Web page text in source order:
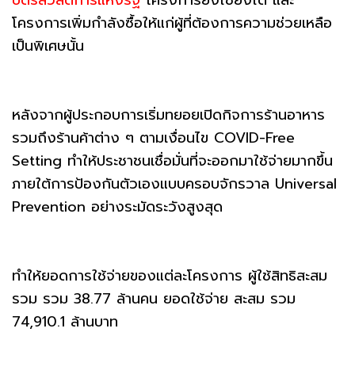
โครงการเพิ่มกำลังซื้อให้แก่ผู้ที่ต้องการความช่วยเหลือ
เป็นพิเศษนั้น
หลังจากผู้ประกอบการเริ่มทยอยเปิดกิจการร้านอาหาร
รวมถึงร้านค้าต่าง ๆ ตามเงื่อนไข COVID-Free
Setting ทำให้ประชาชนเชื่อมั่นที่จะออกมาใช้จ่ายมากขึ้น
ภายใต้การป้องกันตัวเองแบบครอบจักรวาล Universal
Prevention อย่างระมัดระวังสูงสุด
ทำให้ยอดการใช้จ่ายของแต่ละโครงการ ผู้ใช้สิทธิสะสม
รวม รวม 38.77 ล้านคน ยอดใช้จ่าย สะสม รวม
74,910.1 ล้านบาท